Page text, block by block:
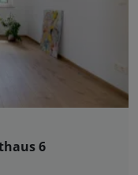
6